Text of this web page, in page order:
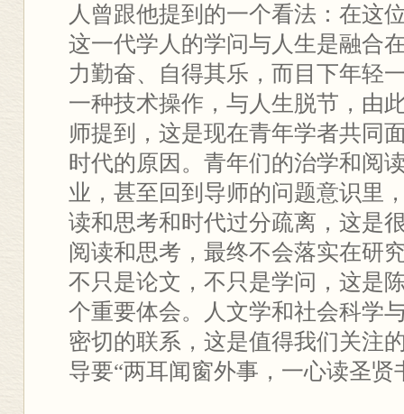
人曾跟他提到的一个看法：在这
这一代学人的学问与人生是融合
力勤奋、自得其乐，而目下年轻
一种技术操作，与人生脱节，由
师提到，这是现在青年学者共同
时代的原因。青年们的治学和阅
业，甚至回到导师的问题意识里
读和思考和时代过分疏离，这是
阅读和思考，最终不会落实在研
不只是论文，不只是学问，这是
个重要体会。人文学和社会科学
密切的联系，这是值得我们关注
导要“两耳闻窗外事，一心读圣贤